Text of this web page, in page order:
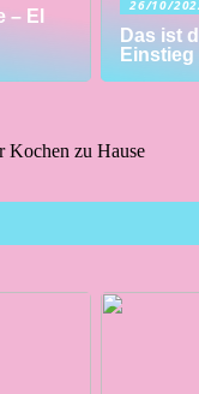
– El
26/10/
Das ist
Kochen zu Hause